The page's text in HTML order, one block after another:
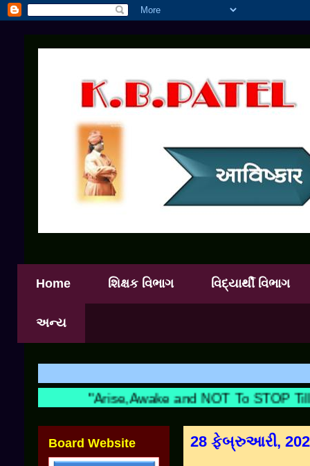
Home શિક્ષક વિભાગ વિદ્યાર્થી વિભાગ
અન્ય
"Arise,Awake and NOT To STOP Till
28 ફેબ્રુઆરી,
Board Website